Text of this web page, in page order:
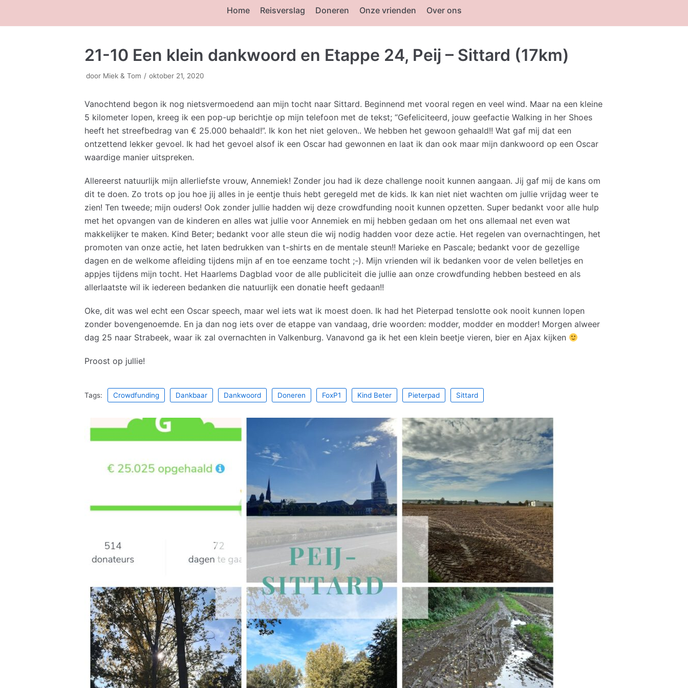
Home Reisverslag Doneren Onze vrienden Over ons
21-10 Een klein dankwoord en Etappe 24, Peij – Sittard (17km)
door Miek & Tom oktober 21, 2020
Vanochtend begon ik nog nietsvermoedend aan mijn tocht naar Sittard. Beginnend met vooral regen en veel wind. Maar na een kleine
5 kilometer lopen, kreeg ik een pop-up berichtje op mijn telefoon met de tekst; “Gefeliciteerd, jouw geefactie Walking in her Shoes
heeft het streefbedrag van € 25.000 behaald!”. Ik kon het niet geloven.. We hebben het gewoon gehaald!! Wat gaf mij dat een
ontzettend lekker gevoel. Ik had het gevoel alsof ik een Oscar had gewonnen en laat ik dan ook maar mijn dankwoord op een Oscar
waardige manier uitspreken.
Allereerst natuurlijk mijn allerliefste vrouw, Annemiek! Zonder jou had ik deze challenge nooit kunnen aangaan. Jij gaf mij de kans om
dit te doen. Zo trots op jou hoe jij alles in je eentje thuis hebt geregeld met de kids. Ik kan niet niet wachten om jullie vrijdag weer te
zien! Ten tweede; mijn ouders! Ook zonder jullie hadden wij deze crowdfunding nooit kunnen opzetten. Super bedankt voor alle hulp
met het opvangen van de kinderen en alles wat jullie voor Annemiek en mij hebben gedaan om het ons allemaal net even wat
makkelijker te maken. Kind Beter; bedankt voor alle steun die wij nodig hadden voor deze actie. Het regelen van overnachtingen, het
promoten van onze actie, het laten bedrukken van t-shirts en de mentale steun!! Marieke en Pascale; bedankt voor de gezellige
dagen en de welkome afleiding tijdens mijn af en toe eenzame tocht ;-). Mijn vrienden wil ik bedanken voor de velen belletjes en
appjes tijdens mijn tocht. Het Haarlems Dagblad voor de alle publiciteit die jullie aan onze crowdfunding hebben besteed en als
allerlaatste wil ik iedereen bedanken die natuurlijk een donatie heeft gedaan!!
Oke, dit was wel echt een Oscar speech, maar wel iets wat ik moest doen. Ik had het Pieterpad tenslotte ook nooit kunnen lopen
zonder bovengenoemde. En ja dan nog iets over de etappe van vandaag, drie woorden: modder, modder en modder! Morgen alweer
dag 25 naar Strabeek, waar ik zal overnachten in Valkenburg. Vanavond ga ik het een klein beetje vieren, bier en Ajax kijken
Proost op jullie!
Tags: Crowdfunding Dankbaar Dankwoord Doneren FoxP1 Kind Beter Pieterpad Sittard